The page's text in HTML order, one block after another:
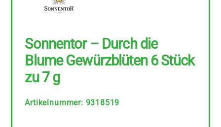
Sonnentor – Durch die
Blume Gewürzblüten 6 Stück
zu 7 g
Artikelnummer: 9318519